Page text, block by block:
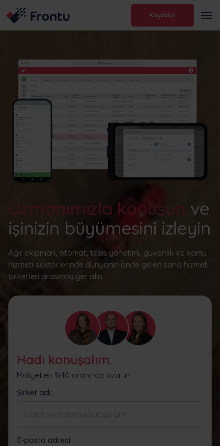
Kaydolun
Uzmanımızla konuşun ve
işinizin büyümesini izleyin
Ağır ekipman, otomat, tesis yönetimi, güvenlik ve kamu
hizmeti sektörlerinde dünyanın önde gelen saha hizmeti
şirketleri arasında yer alın.
Hadi konuşalım.
Maliyetleri %40 oranında azaltın
Şirket adı:
E-posta adresi: